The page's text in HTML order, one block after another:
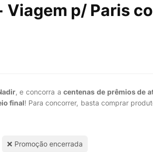
Viagem p/ Paris
, e concorra acentenas de prêmios de
final! Para concorrer, basta comprar
❌ Promoção encerrada